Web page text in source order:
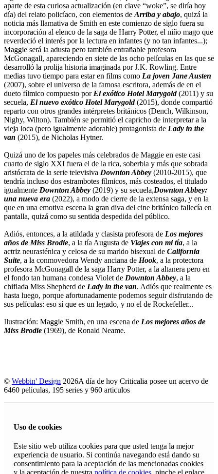
aparte de esta curiosa actualización (en clave “woke”, se diría hoy
día) del relato policíaco, con elementos de Arriba y abajo, quizá la
noticia más llamativa de Smith en este comienzo de siglo fuera su
incorporación al elenco de la saga de Harry Potter, el niño mago que
reverdeció el interés por la lectura en infantes (y no tan infantes...);
Maggie será la adusta pero también entrañable profesora
McGonagall, apareciendo en siete de las ocho películas en las que se
desarrolló la prolija historia imaginada por J.K. Rowling. Entre
medias tuvo tiempo para estar en films como La joven Jane Austen
(2007), sobre el universo de la famosa escritora, además de en el
dueto fílmico compuesto por El exótico Hotel Marygold(2011) y su
secuela, El nuevo exótico Hotel Marygold(2015), donde compartió
reparto con otros grandes intérpretes británicos (Dench, Wilkinson,
Nighy, Wilton). También se permitió el capricho de interpretar a la
vieja loca (pero igualmente adorable) protagonista de Lady in the
van (2015), de Nicholas Hytner.
Quizá uno de los papeles más celebrados de Maggie en este casi
cuarto de siglo XXI fuera el de la rica, soberbia y más que sobrada
aristócrata de la serie televisiva Downton Abbey (2010-2015), que
tendría incluso dos estrambotes fílmicos, más costeados, el titulado
igualmente Downton Abbey (2019) y su secuela,Downton Abbey:
una nueva era (2022), a modo de cierre de la extensa saga, y en la
que en una emotiva escena la gran diva del cine británico fallecía en
pantalla, quizá como su sentida despedida del público.
Adiós, entonces, a la atildada y clasista profesora de Los mejores
años de Miss Brodie, a la tía Augusta de Viajes con mi tía, a la
actriz neurasténica y celosa de su marido bisexual de California
Suite, a la conmovedora Wendy anciana de Hook, a la protectora
profesora McGonagall de la saga Harry Potter, a la altanera pero en
el fondo tan humana condesa Violet de Downton Abbey, a la
chiflada Miss Shepherd de Lady in the van. Adiós que realmente es
hasta luego, porque afortunadamente podemos seguir disfrutando de
sus películas: eso sí que es un legado, y no el de Rockefeller...
Ilustración: Maggie Smith, en una escena de Los mejores años de
Miss Brodie (1969), de Ronald Neame.
© Webbin' Design 2026A día de hoy Criticalia posee un acervo de
6460 películas, 195 series y 960 articulos
Uso de cookies
Este sitio web utiliza cookies para que usted tenga la mejor
experiencia de usuario. Si continúa navegando está dando su
consentimiento para la aceptación de las mencionadas cookies